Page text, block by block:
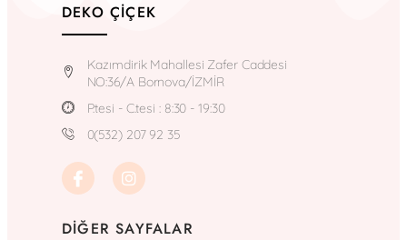
DEKO ÇIÇEK
Kazımdirik Mahallesi Zafer Caddesi
NO:36/A Bornova/İZMİR
P.tesi - C.tesi : 8:30 - 19:30
0(532) 207 92 35
DIĞER SAYFALAR